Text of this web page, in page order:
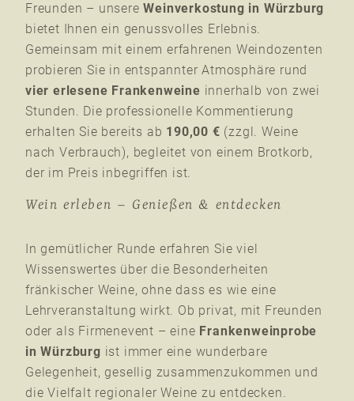
Freunden – unsereWeinverkostung in Würzburg
bietet Ihnen ein genussvolles Erlebnis.
Gemeinsam mit einem erfahrenen Weindozenten
probieren Sie in entspannter Atmosphäre rund
vier erlesene Frankenweine innerhalb von zwei
Stunden. Die professionelle Kommentierung
erhalten Sie bereits ab 190,00 € (zzgl. Weine
nach Verbrauch), begleitet von einem Brotkorb,
der im Preis inbegriffen ist.
Wein erleben – Genießen & entdecken
In gemütlicher Runde erfahren Sie viel
Wissenswertes über die Besonderheiten
fränkischer Weine, ohne dass es wie eine
Lehrveranstaltung wirkt. Ob privat, mit Freunden
oder als Firmenevent – eine Frankenweinprobe
in Würzburg ist immer eine wunderbare
Gelegenheit, gesellig zusammenzukommen und
die Vielfalt regionaler Weine zu entdecken.